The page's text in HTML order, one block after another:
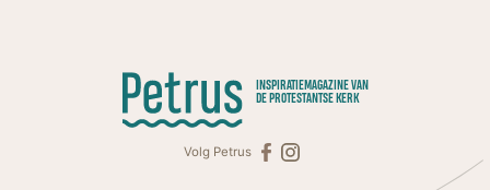
INSPIRATIEMAGAZINE VAN
DE PROTESTANTSE KERK
Volg Petrus